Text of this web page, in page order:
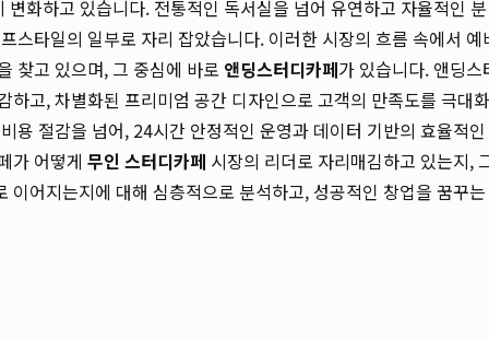
화하고 있습니다. 전통적인 독서실을 넘어 유연하고 자율적인 분
스타일의 일부로 자리 잡았습니다. 이러한 시장의 흐름 속에서 예
찾고 있으며, 그 중심에 바로 앤딩스터디카페가 있습니다. 앤딩스
고, 차별화된 프리미엄 공간 디자인으로 고객의 만족도를 극대화
용 절감을 넘어, 24시간 안정적인 운영과 데이터 기반의 효율적인
가 어떻게 무인 스터디카페 시장의 리더로 자리매김하고 있는지,
어지는지에 대해 심층적으로 분석하고, 성공적인 창업을 꿈꾸는